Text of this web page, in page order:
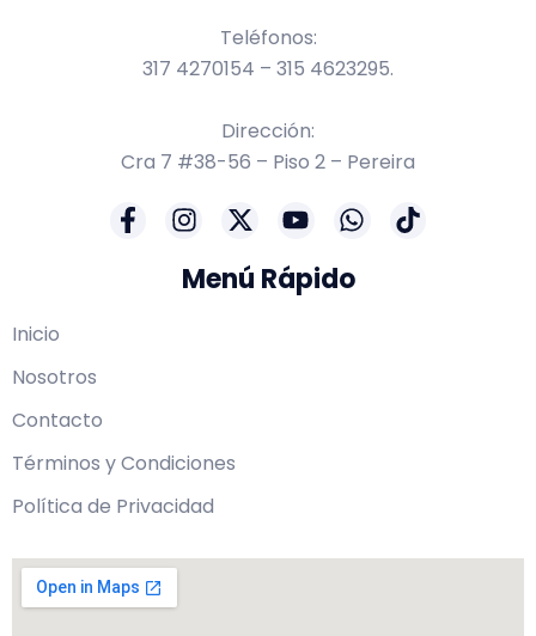
Teléfonos:
317 4270154 – 315 4623295.
Dirección:
Cra 7 #38-56 – Piso 2 – Pereira
Menú Rápido
Inicio
Nosotros
Contacto
Términos y Condiciones
Política de Privacidad